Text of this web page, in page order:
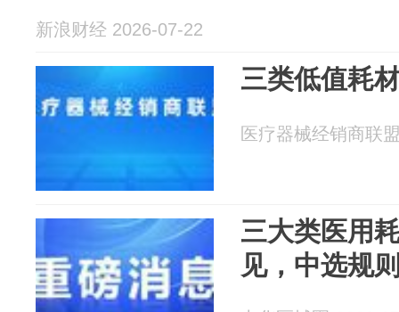
新浪财经 2026-07-22
三类低值耗
医疗器械经销商联
三大类医用
见，中选规